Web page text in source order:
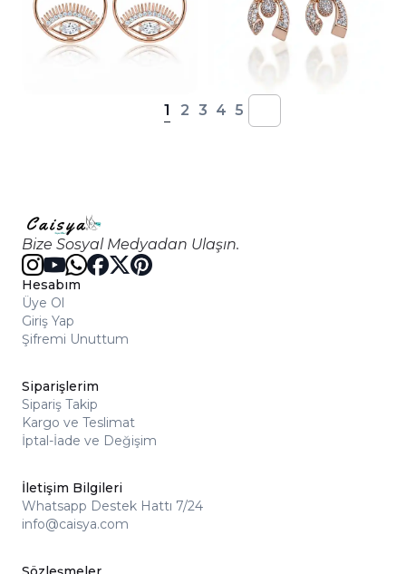
1 2 3 4 5
Bize Sosyal Medyadan Ulaşın.
Hesabım
Üye Ol
Giriş Yap
Şifremi Unuttum
Siparişlerim
Sipariş Takip
Kargo ve Teslimat
İptal-İade ve Değişim
İletişim Bilgileri
Whatsapp Destek Hattı 7/24
info@caisya.com